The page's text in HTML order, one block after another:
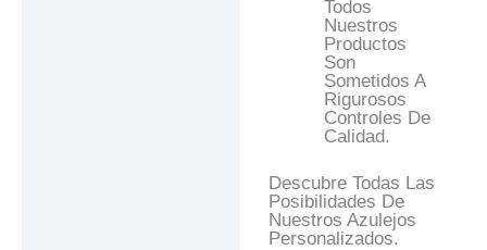
Todos
Nuestros
Productos
Son
Sometidos A
Rigurosos
Controles De
Calidad.
Descubre Todas Las
Posibilidades De
Nuestros Azulejos
Personalizados.